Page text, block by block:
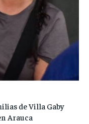
de Villa Gaby
Arauca